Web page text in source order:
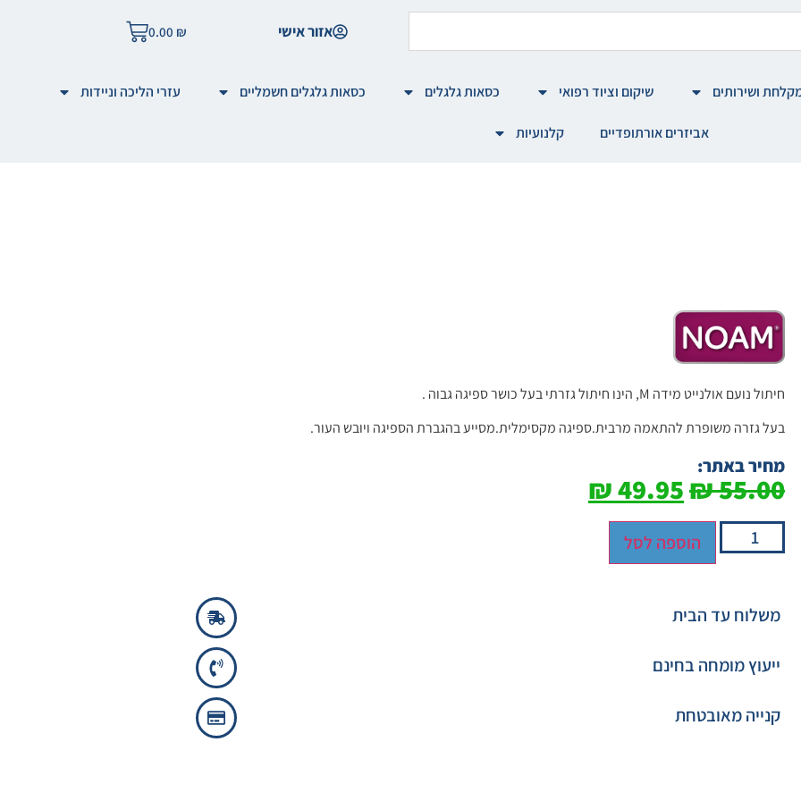
אזור אישי 0.00 ₪
ושירותים שיקום וציוד רפואי כסאות גלגלים כסאות גלגלים חשמליים עזרי הליכה וניידות
אביזרים אורתופדיים קלנועיות
חיתול נועם אולנייט מידה M, הינו חיתול גזרתי בעל כושר ספיגה גבוה .
בעל גזרה משופרת להתאמה מרבית.ספיגה מקסימלית.מסייע בהגברת הספיגה ויובש העור.
מחיר באתר:
55.00
₪
49.95
₪
הוספה לסל
משלוח עד הבית
ייעוץ מומחה בחינם
קנייה מאובטחת